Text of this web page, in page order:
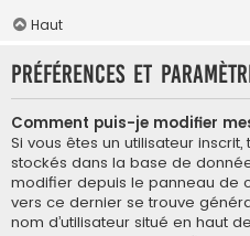
Haut
Préférences et
Comment puis-je modifier
Si vous êtes un utilisateur
stockés dans la base de
modifier depuis le panneau de
vers ce dernier se trouve
nom d’utilisateur situé en haut